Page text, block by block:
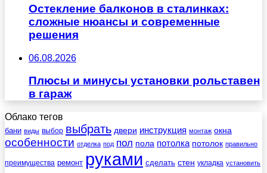
Остекление балконов в сталинках:
сложные нюансы и современные
решения
06.08.2026
Плюсы и минусы установки рольставен
в гараж
Облако тегов
бани виды выбор выбрать двери инструкция монтаж окна
особенности отделка под пол пола потолка потолок правильно
преимущества ремонт руками сделать стен укладка установить